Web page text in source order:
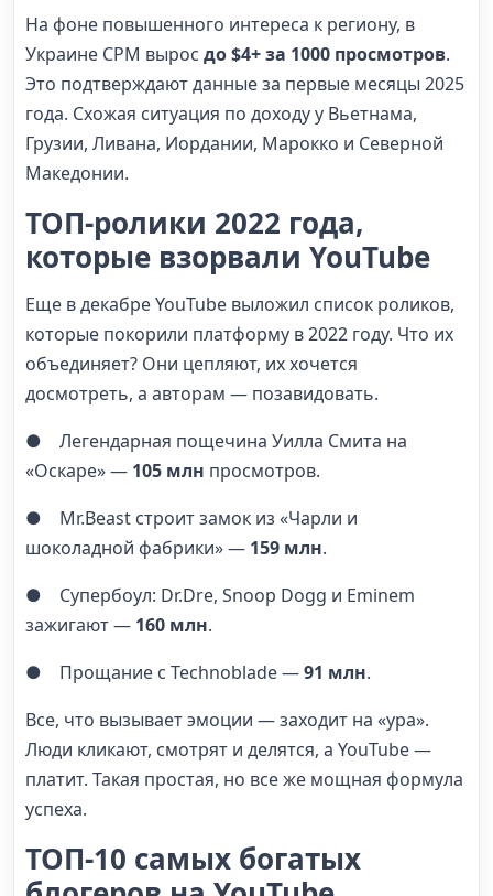
На фоне повышенного интереса к региону, в
Украине CPM вырос до $4+ за 1000 просмотров.
Это подтверждают данные за первые месяцы 2025
года. Схожая ситуация по доходу у Вьетнама,
Грузии, Ливана, Иордании, Марокко и Северной
Македонии.
ТОП-ролики 2022 года,
которые взорвали YouTube
Еще в декабре YouTube выложил список роликов,
которые покорили платформу в 2022 году. Что их
объединяет? Они цепляют, их хочется
досмотреть, а авторам — позавидовать.
● Легендарная пощечина Уилла Смита на
«Оскаре» — 105 млн просмотров.
● Mr.Beast строит замок из «Чарли и
шоколадной фабрики» — 159 млн.
● Супербоул: Dr.Dre, Snoop Dogg и Eminem
зажигают — 160 млн.
● Прощание с Technoblade —91 млн.
Все, что вызывает эмоции — заходит на «ура».
Люди кликают, смотрят и делятся, а YouTube —
платит. Такая простая, но все же мощная формула
успеха.
ТОП-10 самых богатых